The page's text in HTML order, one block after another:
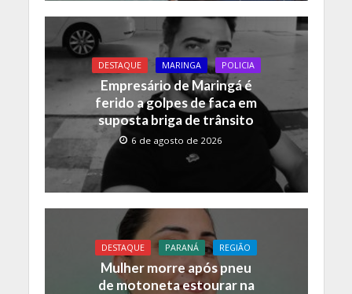
DESTAQUE MARINGA POLICIA
Empresário de Maringá é
ferido a golpes de faca em
suposta briga de trânsito
6 de agosto de 2026
DESTAQUE PARANÁ REGIÃO
Mulher morre após pneu
de motoneta estourar na